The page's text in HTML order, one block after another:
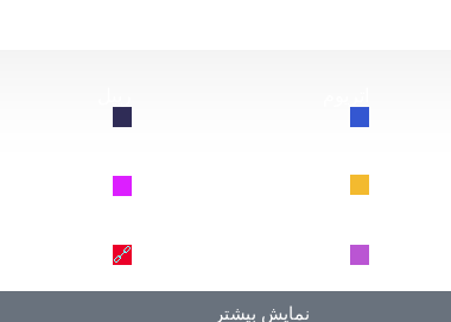
🔗
نمایش بیشتر